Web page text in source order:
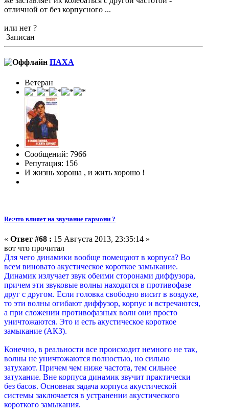
отличной от без корпусного ...
или нет ?
Записан
ПАХА
Ветеран
Сообщений: 7966
Репутация: 156
И жизнь хороша , и жить хорошо !
Re:что влияет на звучание гармони ?
« Ответ #68 : 15 Августа 2013, 23:35:14 »
вот что прочитал
Для чего динамики вообще помещают в корпуса? Во
всем виновато акустическое короткое замыкание.
Динамик излучает звук обеими сторонами диффузора,
причем эти звуковые волны находятся в противофазе
друг с другом. Если головка свободно висит в воздухе,
то эти волны огибают диффузор, корпус и встречаются,
а при сложении противофазных волн они просто
уничтожаются. Это и есть акустическое короткое
замыкание (АКЗ).
Конечно, в реальности все происходит немного не так,
волны не уничтожаются полностью, но сильно
затухают. Причем чем ниже частота, тем сильнее
затухание. Вне корпуса динамик звучит практически
без басов. Основная задача корпуса акустической
системы заключается в устранении акустического
короткого замыкания.